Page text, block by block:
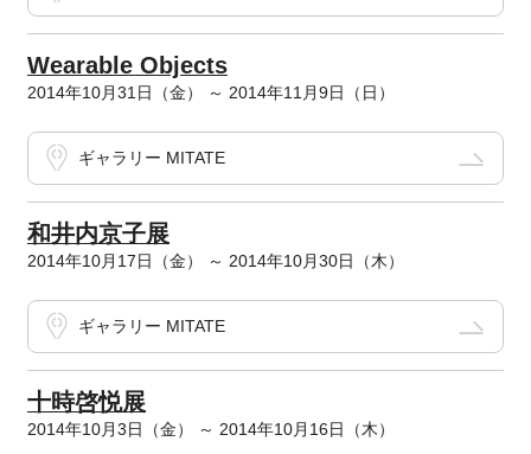
Wearable Objects
2014年10月31日（金） ～ 2014年11月9日（日）
ギャラリー MITATE
和井内京子展
2014年10月17日（金） ～ 2014年10月30日（木）
ギャラリー MITATE
十時啓悦展
2014年10月3日（金） ～ 2014年10月16日（木）